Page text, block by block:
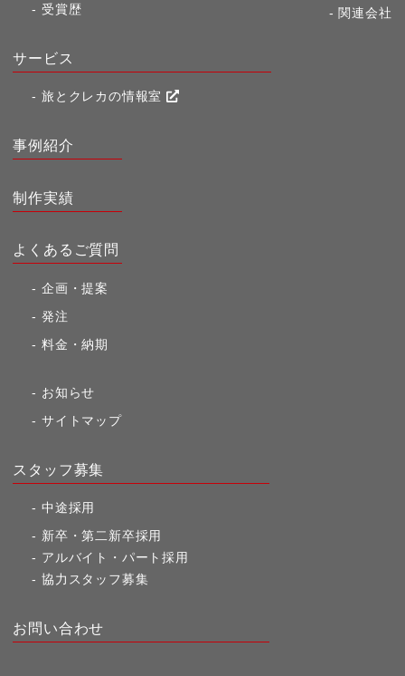
受賞歴
サービス
旅とクレカの情報室
関連会社
事例紹介
制作実績
よくあるご質問
企画・提案
発注
料金・納期
お知らせ
サイトマップ
スタッフ募集
中途採用
新卒・第二新卒採用
アルバイト・パート採用
協力スタッフ募集
お問い合わせ